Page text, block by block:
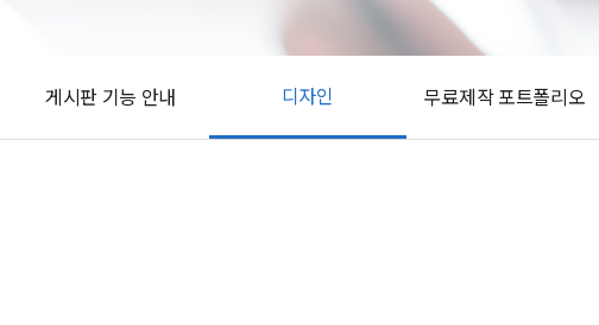
게시판 기능 안내 디자인 무료제작 포트폴리오